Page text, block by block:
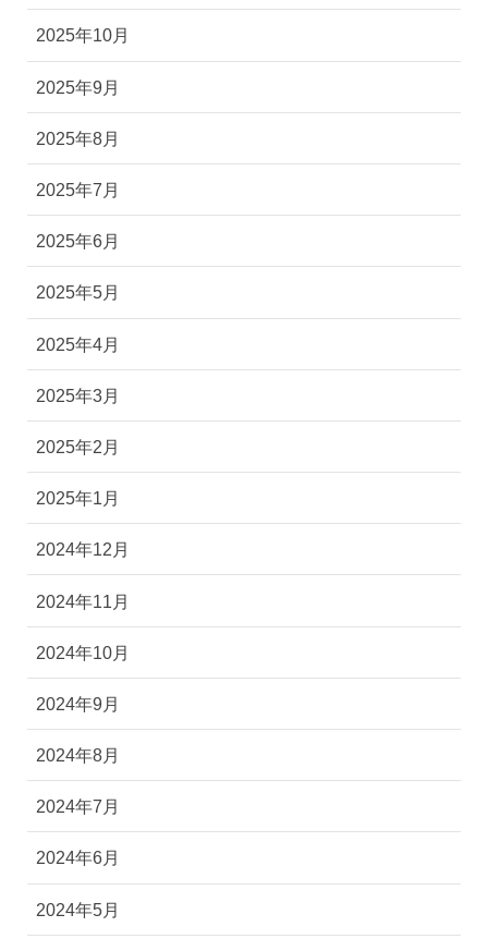
2025年11月
2025年10月
2025年9月
2025年8月
2025年7月
2025年6月
2025年5月
2025年4月
2025年3月
2025年2月
2025年1月
2024年12月
2024年11月
2024年10月
2024年9月
2024年8月
2024年7月
2024年6月